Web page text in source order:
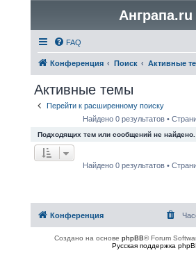
Анграпа.ru
FAQ
Конференция Поиск Активные
Активные темы
Перейти к расширенному поиску
Найдено 0 результатов •
Подходящих тем или сообщений не найдено.
Найдено 0 результатов •
Конференция
Создано на основе phpBB® Forum
Русская поддержка